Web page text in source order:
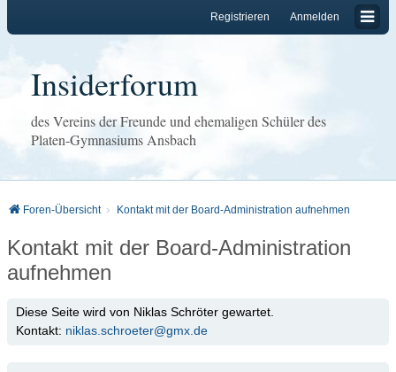
Anmelden
Registrieren
Insiderforum
des Vereins der Freunde und ehemaligen Schüler des
Platen-Gymnasiums Ansbach
Foren-Übersicht Kontakt mit der Board-Administration aufnehmen
Kontakt mit der Board-Administration
aufnehmen
Diese Seite wird von Niklas Schröter gewartet.
Kontakt: niklas.schroeter@gmx.de